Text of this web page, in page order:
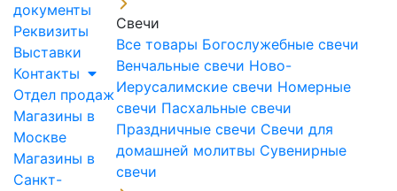
документы
Реквизиты
Выставки
Контакты
Отдел продаж
Магазины в
Москве
Магазины в
Санкт-
Свечи
Все товары Богослужебные свечи
Венчальные свечи Ново-
Иерусалимские свечи Номерные
свечи Пасхальные свечи
Праздничные свечи Свечи для
домашней молитвы Сувенирные
свечи